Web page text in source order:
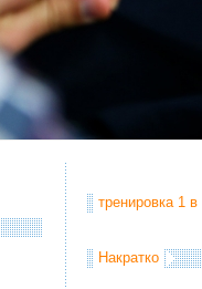
тренировка 1
Накратко